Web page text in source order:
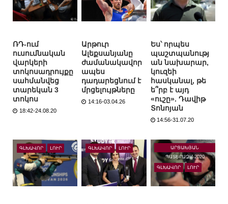
ՌԴ-ում
ուսումնական
վարկերի
տոկոսադրույքը
սահմանվեց
տարեկան 3
տոկոս
18:42-24.08.20
Արթուր
Ալեքսանյանը
ժամանակավոր
ապես
դադարեցնում է
մրցելույթները
14:16-03.04.26
Ես՝ որպես
պաշտպանությ
ան նախարար,
կուզեի
հասկանալ, թե
ե՞րբ է այդ
«ուշը». Դավիթ
Տոնոյան
14:56-31.07.20
ԳԼԽԱՎՈՐ ԼՈՒՐ ԳԼԽԱՎՈՐ ԼՈՒՐ
ԱՐՑԱԽՅԱՆ
ՊԱՏԵՐԱԶՄ-2020
ԳԼԽԱՎՈՐ ԼՈՒՐ